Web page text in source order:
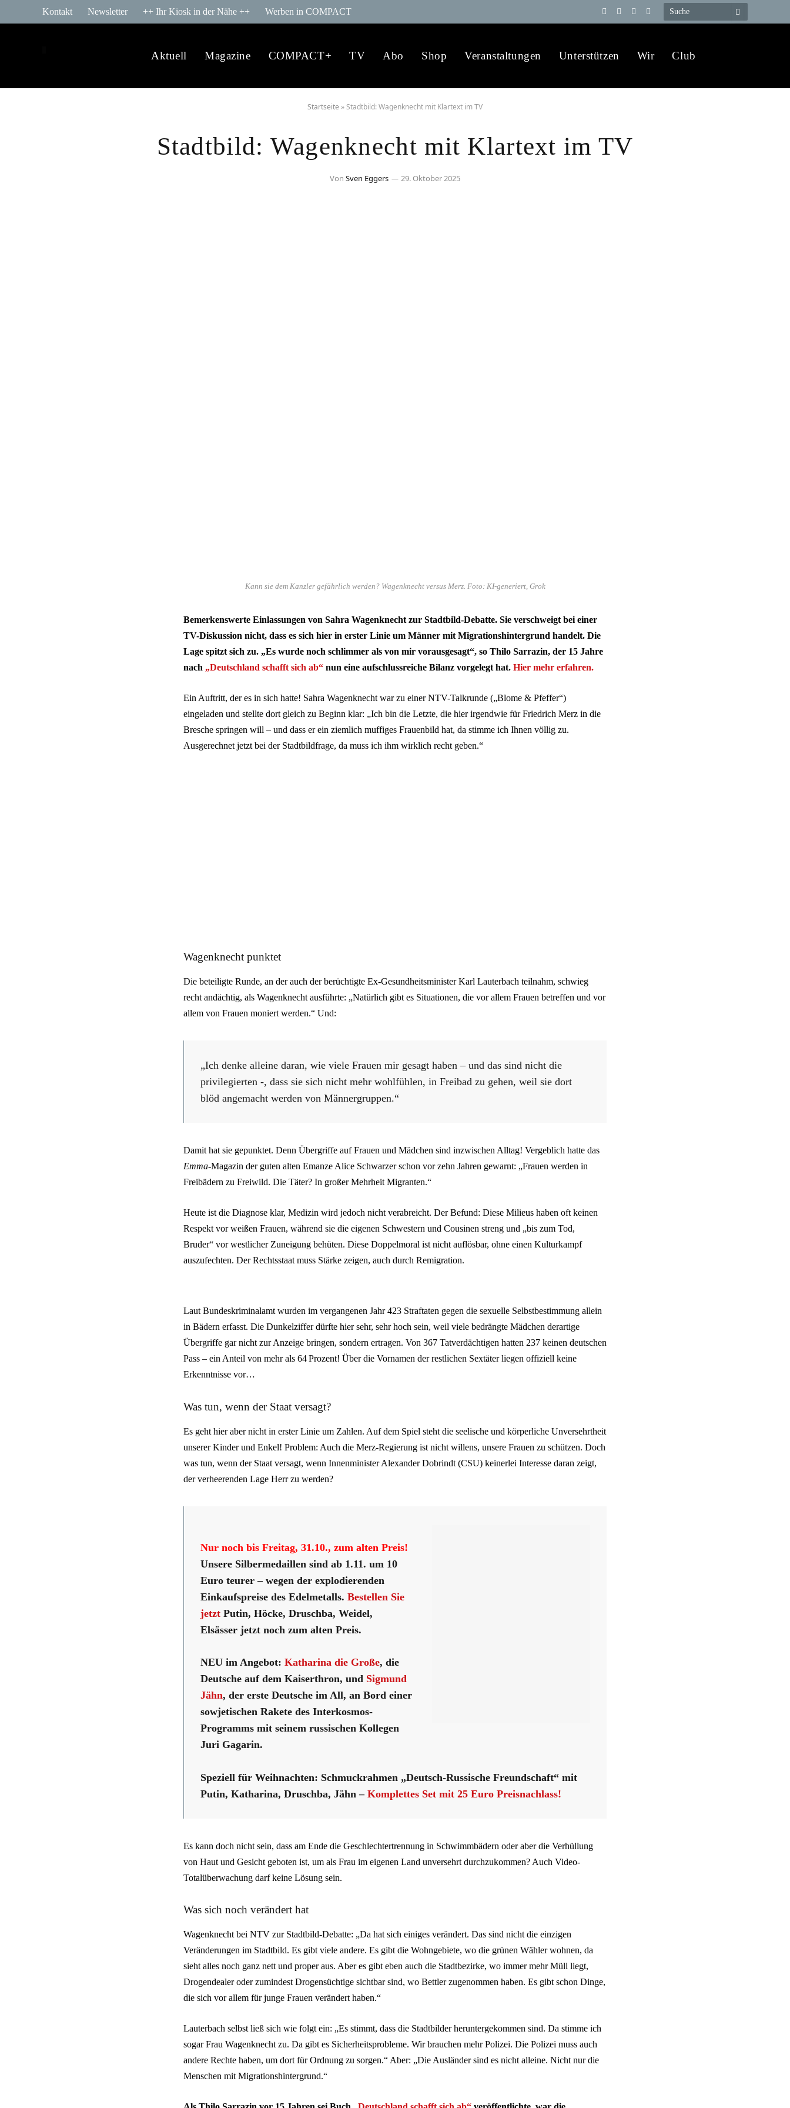
Kontakt Newsletter ++ Ihr Kiosk in der Nähe ++ Werben in COMPACT
Telegram
YouTube
X
WhatsApp
Aktuell Magazine COMPACT+ TV Abo Shop Veranstaltungen Unterstützen Wir Club
Startseite »Stadtbild: Wagenknecht mit Klartext im TV
Stadtbild: Wagenknecht mit Klartext im TV
Von Sven Eggers 29. Oktober 2025
Kann sie dem Kanzler gefährlich werden? Wagenknecht versus Merz. Foto: KI-generiert, Grok
Bemerkenswerte Einlassungen von Sahra Wagenknecht zur Stadtbild-Debatte. Sie verschweigt bei einer
TV-Diskussion nicht, dass es sich hier in erster Linie um Männer mit Migrationshintergrund handelt. Die
Lage spitzt sich zu. „Es wurde noch schlimmer als von mir vorausgesagt“, so Thilo Sarrazin, der 15 Jahre
nach „Deutschland schafft sich ab“ nun eine aufschlussreiche Bilanz vorgelegt hat. Hier mehr erfahren.
Ein Auftritt, der es in sich hatte! Sahra Wagenknecht war zu einer NTV-Talkrunde („Blome & Pfeffer“)
eingeladen und stellte dort gleich zu Beginn klar: „Ich bin die Letzte, die hier irgendwie für Friedrich Merz in die
Bresche springen will – und dass er ein ziemlich muffiges Frauenbild hat, da stimme ich Ihnen völlig zu.
Ausgerechnet jetzt bei der Stadtbildfrage, da muss ich ihm wirklich recht geben.“
Wagenknecht punktet
Die beteiligte Runde, an der auch der berüchtigte Ex-Gesundheitsminister Karl Lauterbach teilnahm, schwieg
recht andächtig, als Wagenknecht ausführte: „Natürlich gibt es Situationen, die vor allem Frauen betreffen und vor
allem von Frauen moniert werden.“ Und:
„Ich denke alleine daran, wie viele Frauen mir gesagt haben – und das sind nicht die
privilegierten -, dass sie sich nicht mehr wohlfühlen, in Freibad zu gehen, weil sie dort
blöd angemacht werden von Männergruppen.“
Damit hat sie gepunktet. Denn Übergriffe auf Frauen und Mädchen sind inzwischen Alltag! Vergeblich hatte das
Emma-Magazin der guten alten Emanze Alice Schwarzer schon vor zehn Jahren gewarnt: „Frauen werden in
Freibädern zu Freiwild. Die Täter? In großer Mehrheit Migranten.“
Heute ist die Diagnose klar, Medizin wird jedoch nicht verabreicht. Der Befund: Diese Milieus haben oft keinen
Respekt vor weißen Frauen, während sie die eigenen Schwestern und Cousinen streng und „bis zum Tod,
Bruder“ vor westlicher Zuneigung behüten. Diese Doppelmoral ist nicht auflösbar, ohne einen Kulturkampf
auszufechten. Der Rechtsstaat muss Stärke zeigen, auch durch Remigration.
Laut Bundeskriminalamt wurden im vergangenen Jahr 423 Straftaten gegen die sexuelle Selbstbestimmung allein
in Bädern erfasst. Die Dunkelziffer dürfte hier sehr, sehr hoch sein, weil viele bedrängte Mädchen derartige
Übergriffe gar nicht zur Anzeige bringen, sondern ertragen. Von 367 Tatverdächtigen hatten 237 keinen deutschen
Pass – ein Anteil von mehr als 64 Prozent! Über die Vornamen der restlichen Sextäter liegen offiziell keine
Erkenntnisse vor…
Was tun, wenn der Staat versagt?
Es geht hier aber nicht in erster Linie um Zahlen. Auf dem Spiel steht die seelische und körperliche Unversehrtheit
unserer Kinder und Enkel! Problem: Auch die Merz-Regierung ist nicht willens, unsere Frauen zu schützen. Doch
was tun, wenn der Staat versagt, wenn Innenminister Alexander Dobrindt (CSU) keinerlei Interesse daran zeigt,
der verheerenden Lage Herr zu werden?
Nur noch bis Freitag, 31.10., zum alten Preis!
Unsere Silbermedaillen sind ab 1.11. um 10
Euro teurer – wegen der explodierenden
Einkaufspreise des Edelmetalls. Bestellen Sie
jetzt Putin, Höcke, Druschba, Weidel,
Elsässer jetzt noch zum alten Preis.
NEU im Angebot: Katharina die Große, die
Deutsche auf dem Kaiserthron, und Sigmund
Jähn, der erste Deutsche im All, an Bord einer
sowjetischen Rakete des Interkosmos-
Programms mit seinem russischen Kollegen
Juri Gagarin.
Speziell für Weihnachten: Schmuckrahmen „Deutsch-Russische Freundschaft“ mit
Putin, Katharina, Druschba, Jähn –Komplettes Set mit 25 Euro Preisnachlass!
Es kann doch nicht sein, dass am Ende die Geschlechtertrennung in Schwimmbädern oder aber die Verhüllung
von Haut und Gesicht geboten ist, um als Frau im eigenen Land unversehrt durchzukommen? Auch Video-
Totalüberwachung darf keine Lösung sein.
Was sich noch verändert hat
Wagenknecht bei NTV zur Stadtbild-Debatte: „Da hat sich einiges verändert. Das sind nicht die einzigen
Veränderungen im Stadtbild. Es gibt viele andere. Es gibt die Wohngebiete, wo die grünen Wähler wohnen, da
sieht alles noch ganz nett und proper aus. Aber es gibt eben auch die Stadtbezirke, wo immer mehr Müll liegt,
Drogendealer oder zumindest Drogensüchtige sichtbar sind, wo Bettler zugenommen haben. Es gibt schon Dinge,
die sich vor allem für junge Frauen verändert haben.“
Lauterbach selbst ließ sich wie folgt ein: „Es stimmt, dass die Stadtbilder heruntergekommen sind. Da stimme ich
sogar Frau Wagenknecht zu. Da gibt es Sicherheitsprobleme. Wir brauchen mehr Polizei. Die Polizei muss auch
andere Rechte haben, um dort für Ordnung zu sorgen.“ Aber: „Die Ausländer sind es nicht alleine. Nicht nur die
Menschen mit Migrationshintergrund.“